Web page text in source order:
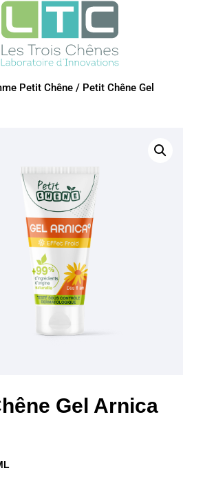
Petit Chêne/ Petit Chêne Gel
Gel Arnica